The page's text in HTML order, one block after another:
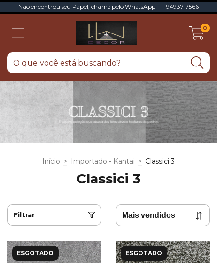
Não encontrou seu Papel, chame pelo WhatsApp - 11 94937-7566
0
Início > Importado - Kantai > Classici 3
Classici 3
Filtrar
ESGOTADO ESGOTADO